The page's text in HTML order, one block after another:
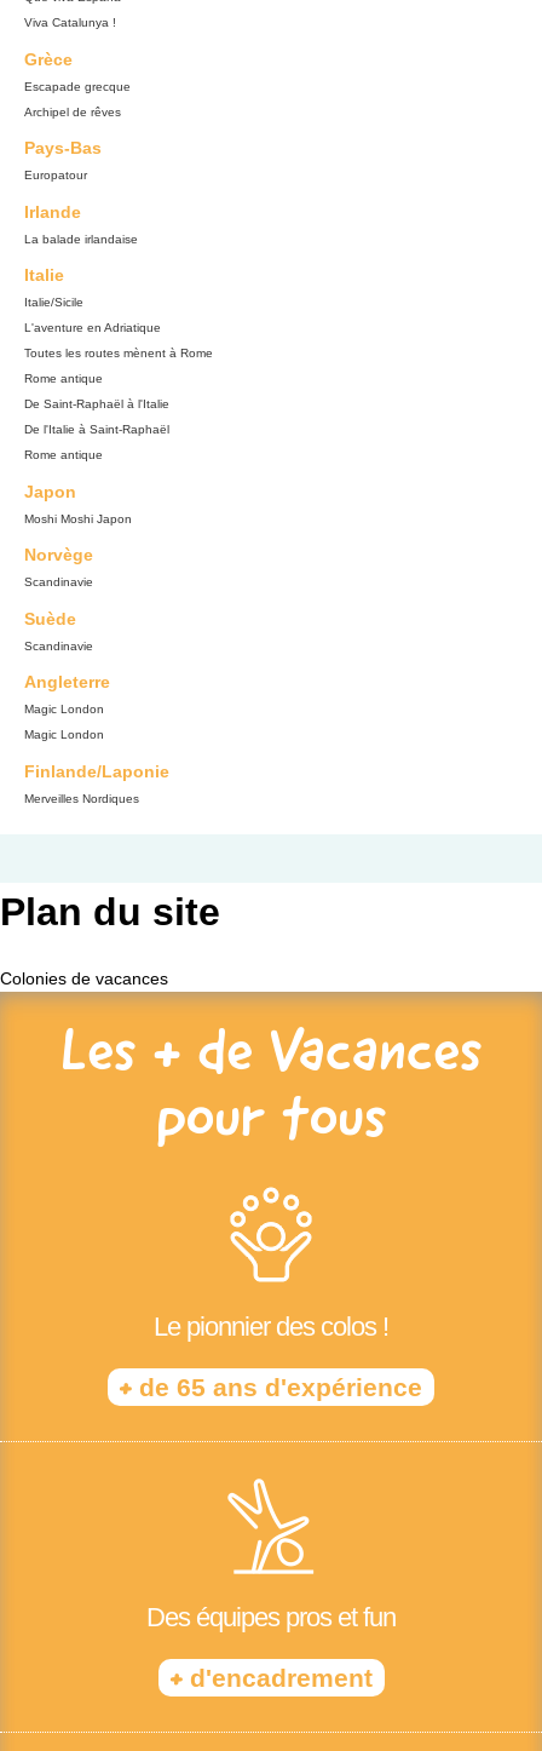
Viva Catalunya !
Grèce
Escapade grecque
Archipel de rêves
Pays-Bas
Europatour
Irlande
La balade irlandaise
Italie
Italie/Sicile
L'aventure en Adriatique
Toutes les routes mènent à Rome
Rome antique
De Saint-Raphaël à l'Italie
De l'Italie à Saint-Raphaël
Rome antique
Japon
Moshi Moshi Japon
Norvège
Scandinavie
Suède
Scandinavie
Angleterre
Magic London
Magic London
Finlande/Laponie
Merveilles Nordiques
Plan du site
Colonies de vacances
Les + de Vacances
pour tous
Le pionnier des colos !
+ de 65 ans d'expérience
Des équipes pros et fun
+d'encadrement